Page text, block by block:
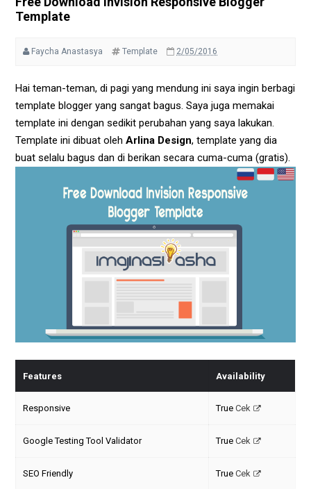
Template
Faycha Anastasya Template 2/05/2016
Hai teman-teman, di pagi yang mendung ini saya ingin berbagi
template blogger yang sangat bagus. Saya juga memakai
template ini dengan sedikit perubahan yang saya lakukan.
Template ini dibuat oleh Arlina Design, template yang dia
buat selalu bagus dan di berikan secara cuma-cuma (gratis).
Features Availability
Responsive True Cek
Google Testing Tool Validator True Cek
SEO Friendly True Cek